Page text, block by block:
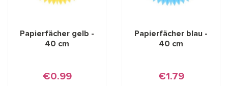
Papierfächer gelb -
40 cm
€0.99
Papierfächer blau -
40 cm
€1.79